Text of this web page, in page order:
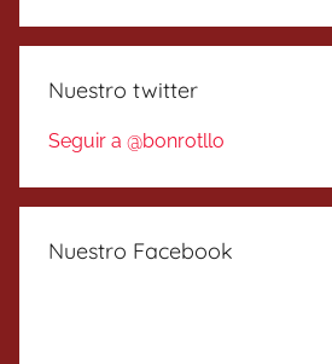
Nuestro twitter
Seguir a @bonrotllo
Nuestro Facebook